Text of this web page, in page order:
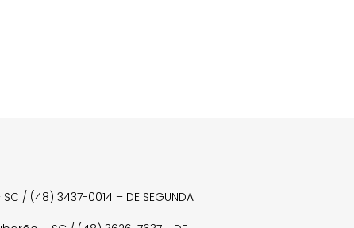
/ (48) 3437-0014 – DE SEGUNDA